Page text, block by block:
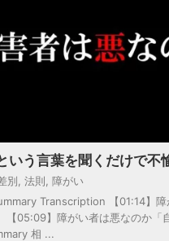
いう言葉を聞くだけで不
別 法則 障がい
Transcription 【01:14】障
【05:09】障がい者は悪なのか「
相 ...